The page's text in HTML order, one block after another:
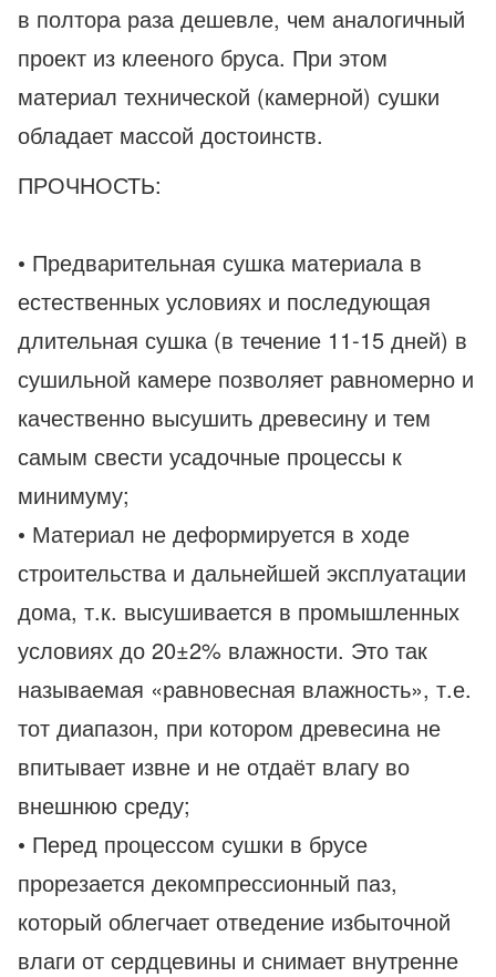
в полтора раза дешевле, чем аналогичный
проект из клееного бруса. При этом
материал технической (камерной) сушки
обладает массой достоинств.
ПРОЧНОСТЬ:
• Предварительная сушка материала в
естественных условиях и последующая
длительная сушка (в течение 11-15 дней) в
сушильной камере позволяет равномерно и
качественно высушить древесину и тем
самым свести усадочные процессы к
минимуму;
• Материал не деформируется в ходе
строительства и дальнейшей эксплуатации
дома, т.к. высушивается в промышленных
условиях до 20±2% влажности. Это так
называемая «равновесная влажность», т.е.
тот диапазон, при котором древесина не
впитывает извне и не отдаёт влагу во
внешнюю среду;
• Перед процессом сушки в брусе
прорезается декомпрессионный паз,
который облегчает отведение избыточной
влаги от сердцевины и снимает внутренне